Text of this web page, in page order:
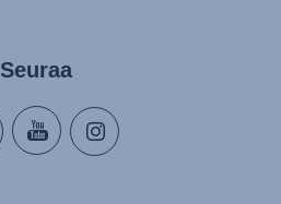
Seuraa